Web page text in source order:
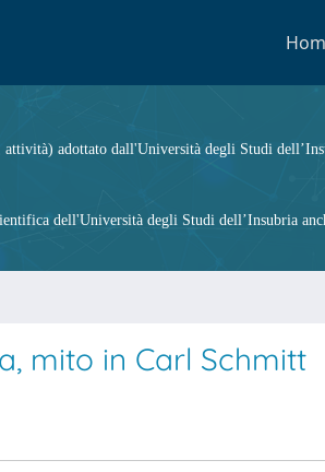
adottato dall'Università degli Studi
dell'Università degli Studi dell’Insubria
mito in Carl Schmitt